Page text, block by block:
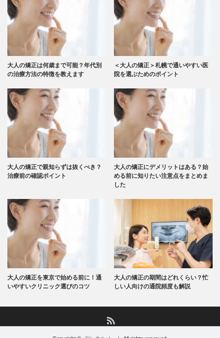
大人の矯正は何歳まで可能？年代別
の治療方法の特徴を教えます
＜大人の矯正＞札幌で通いやすい医
院を選ぶためのポイント
大人の矯正で親知らずは抜くべき？
治療前の確認ポイント
大人の矯正にデメリットはある？始
める前に知りたい注意点をまとめま
した
大人の矯正を東京で始める前に！通
いやすいクリニック選びのコツ
大人の矯正の期間はどれくらい？忙
しい人向けの通院頻度も解説